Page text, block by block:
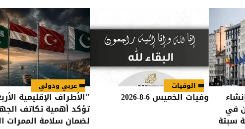
في
سبتة
الوفيات
وفيات الخميس 6-8-2026
عربي ودولي
"الأطراف الإقليمية
تؤكد أهمية تكاتف
لضمان سلامة الممرات